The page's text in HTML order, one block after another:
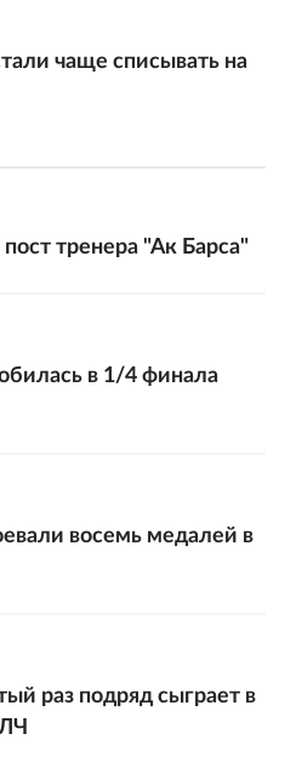
чаще списывать на
тренера "Ак Барса"
в 1/4 финала
восемь медалей в
раз подряд сыграет в